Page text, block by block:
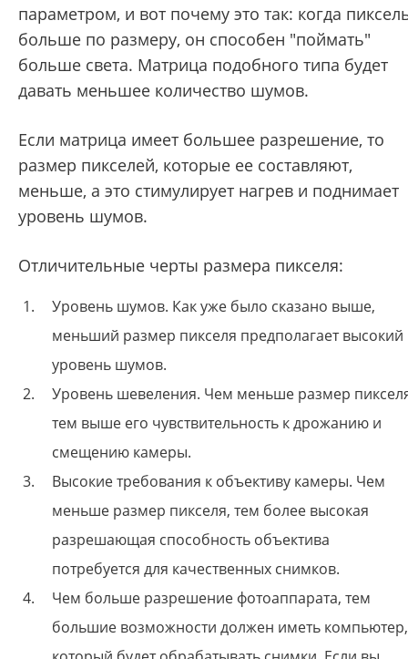
параметром, и вот почему это так: когда
больше по размеру, он способен "поймать"
больше света. Матрица подобного типа будет
давать меньшее количество шумов.
Если матрица имеет большее разрешение, то
размер пикселей, которые ее составляют,
меньше, а это стимулирует нагрев и поднимает
уровень шумов.
Отличительные черты размера пикселя:
Уровень шумов. Как уже было сказано выше,
меньший размер пикселя предполагает высокий
уровень шумов.
Уровень шевеления. Чем меньше размер
тем выше его чувствительность к дрожанию и
смещению камеры.
Высокие требования к объективу камеры. Чем
меньше размер пикселя, тем более высокая
разрешающая способность объектива
потребуется для качественных снимков.
Чем больше разрешение фотоаппарата, тем
большие возможности должен иметь компьютер,